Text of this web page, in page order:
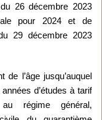
26 décembre 2023
pour 2024 et de
29 décembre 2023
l’âge jusqu’auquel
d’études à tarif
régime général,